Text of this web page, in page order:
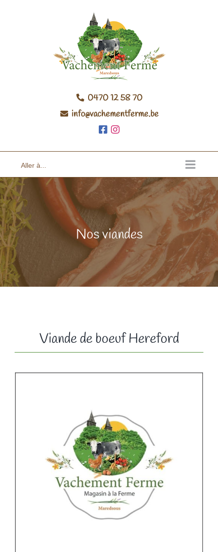
0470 12 58 70
info@vachementferme.be
Aller à...
Nos viandes
Viande de boeuf Hereford